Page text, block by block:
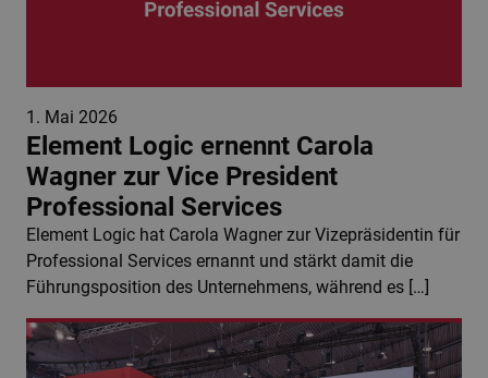
1. Mai 2026
Element Logic ernennt Carola
Wagner zur Vice President
Professional Services
Element Logic hat Carola Wagner zur Vizepräsidentin für
Professional Services ernannt und stärkt damit die
Führungsposition des Unternehmens, während es […]